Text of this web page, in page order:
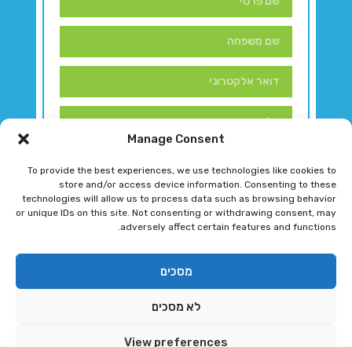
Manage Consent
To provide the best experiences, we use technologies like cookies to
store and/or access device information. Consenting to these
technologies will allow us to process data such as browsing behavior
or unique IDs on this site. Not consenting or withdrawing consent, may
adversely affect certain features and functions.
מסכים
לא מסכים
View preferences